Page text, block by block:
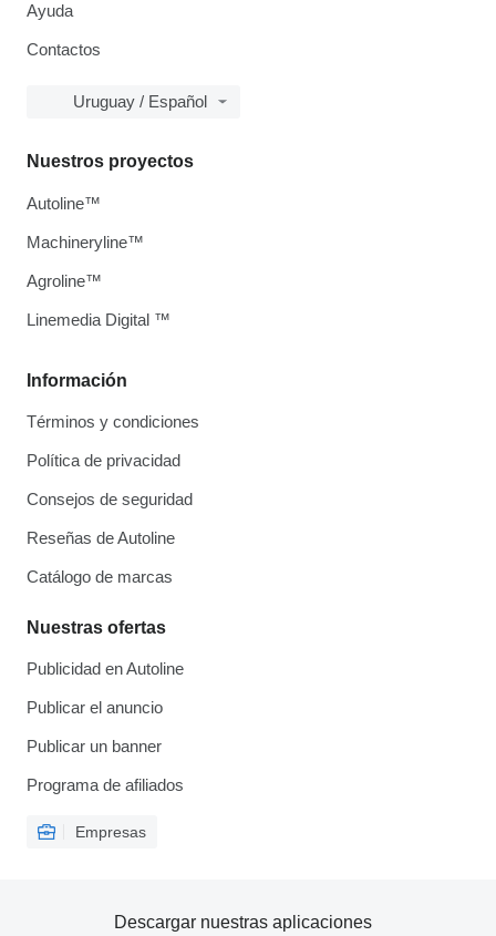
Ayuda
Contactos
Uruguay / Español
Información
Términos y condiciones
Política de privacidad
Consejos de seguridad
Reseñas de Autoline
Catálogo de marcas
Nuestras ofertas
Publicidad en Autoline
Publicar el anuncio
Publicar un banner
Programa de afiliados
Empresas
Nuestros proyectos
Autoline™
Machineryline™
Agroline™
Linemedia Digital ™
Descargar nuestras aplicaciones